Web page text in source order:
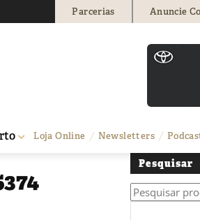
Parcerias Anuncie
Loja Online Newsletters
Pesquisar
Pesquisar
por: